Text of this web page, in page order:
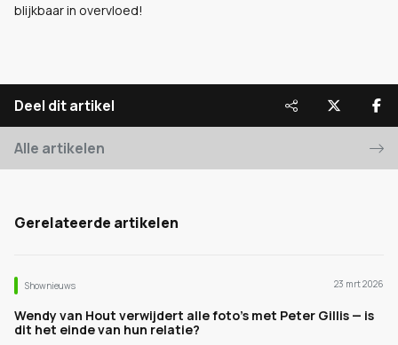
blijkbaar in overvloed!
Deel dit artikel
Alle artikelen
Gerelateerde artikelen
Shownieuws 23 mrt 2026
Wendy van Hout verwijdert alle foto’s met Peter Gillis — is
dit het einde van hun relatie?